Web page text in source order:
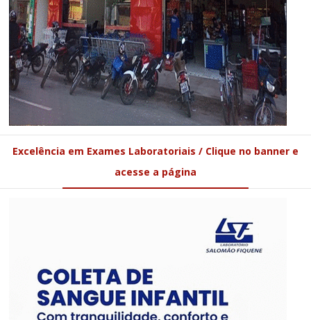
Excelência em Exames Laboratoriais / Clique no banner e
acesse a página